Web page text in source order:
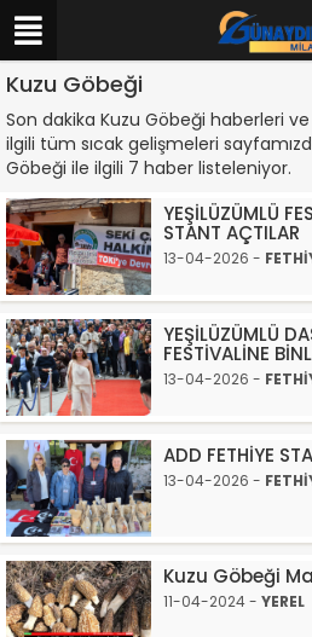
Kuzu Göbeği
Son dakika Kuzu Göbeği haberleri
ilgili tüm sıcak gelişmeleri
Göbeği ile ilgili 7 haber listeleniyor.
YEŞİLÜZÜMLÜ
STANT AÇTILAR
13-04-2026 -
YEŞİLÜZÜMLÜ
FESTİVALİNE
13-04-2026 -
ADD FETHİYE
13-04-2026 -
Kuzu Göbeği
11-04-2024 - YEREL